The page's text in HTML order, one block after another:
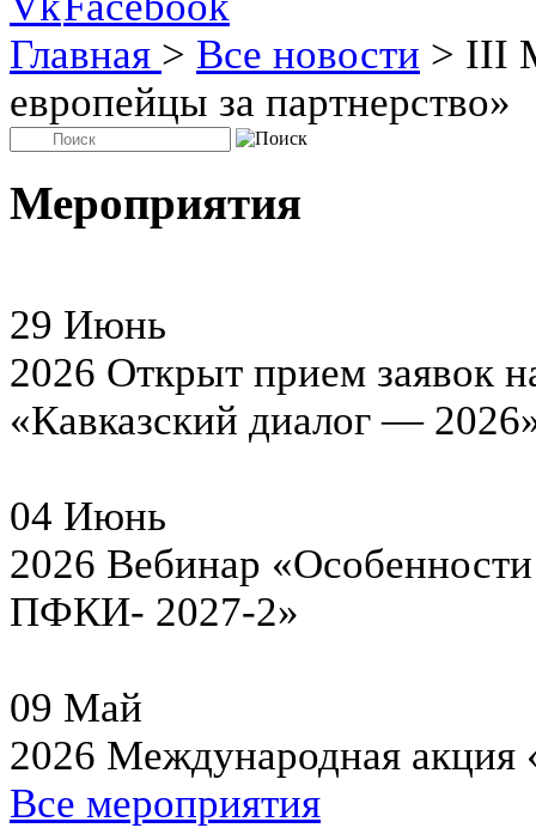
Главная > Все новости > III
европейцы за партнерство»
Мероприятия
29 Июнь
2026 Открыт прием заявок
«Кавказский диалог —
04 Июнь
2026 Вебинар
ПФКИ- 2027-2»
09 Май
2026 Международная
Все мероприятия